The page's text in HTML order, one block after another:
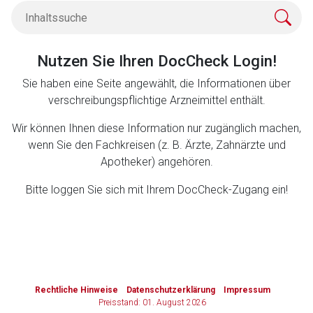
Nutzen Sie Ihren DocCheck Login!
Sie haben eine Seite angewählt, die Informationen über
verschreibungspflichtige Arzneimittel enthält.
Wir können Ihnen diese Information nur zugänglich machen,
wenn Sie den Fachkreisen (z. B. Ärzte, Zahnärzte und
Apotheker) angehören.
Bitte loggen Sie sich mit Ihrem DocCheck-Zugang ein!
Rechtliche Hinweise Datenschutzerklärung
Impressum
Preisstand: 01. August 2026